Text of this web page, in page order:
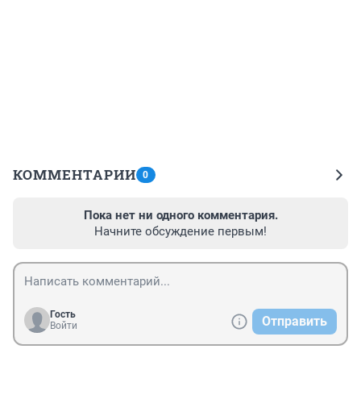
КОММЕНТАРИИ 0
Пока нет ни одного комментария.
Начните обсуждение первым!
Гость
Войти
Отправить